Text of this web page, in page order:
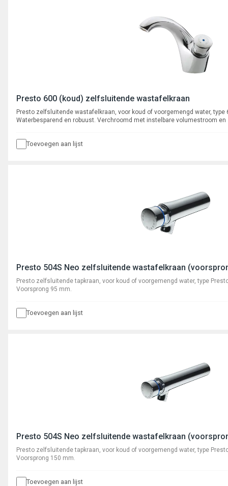
Presto 600 (koud) zelfsluitende wastafelkraan
Presto zelfsluitende wastafelkraan, voor koud of voorgemengd water, type
Waterbesparend en robuust. Verchroomd met instelbare volumestroom
Toevoegen aan lijst
Presto 504S Neo zelfsluitende wastafelkraan
Presto zelfsluitende tapkraan, voor koud of voorgemengd water, type
Voorsprong 95 mm.
Toevoegen aan lijst
Presto 504S Neo zelfsluitende wastafelkraan
Presto zelfsluitende tapkraan, voor koud of voorgemengd water, type
Voorsprong 150 mm.
Toevoegen aan lijst